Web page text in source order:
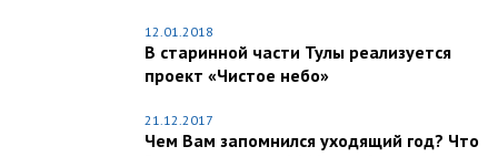
12.01.2018
В старинной части Тулы реализуется
проект «Чистое небо»
21.12.2017
Чем Вам запомнился уходящий год? Что